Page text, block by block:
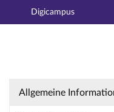
Digicampus
Vorlesung: Data
Allgemeine